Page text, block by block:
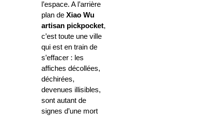
l’espace. A l’arrière
plan de Xiao Wu
artisan pickpocket,
c’est toute une ville
qui est en train de
s’effacer : les
affiches décollées,
déchirées,
devenues illisibles,
sont autant de
signes d’une mort